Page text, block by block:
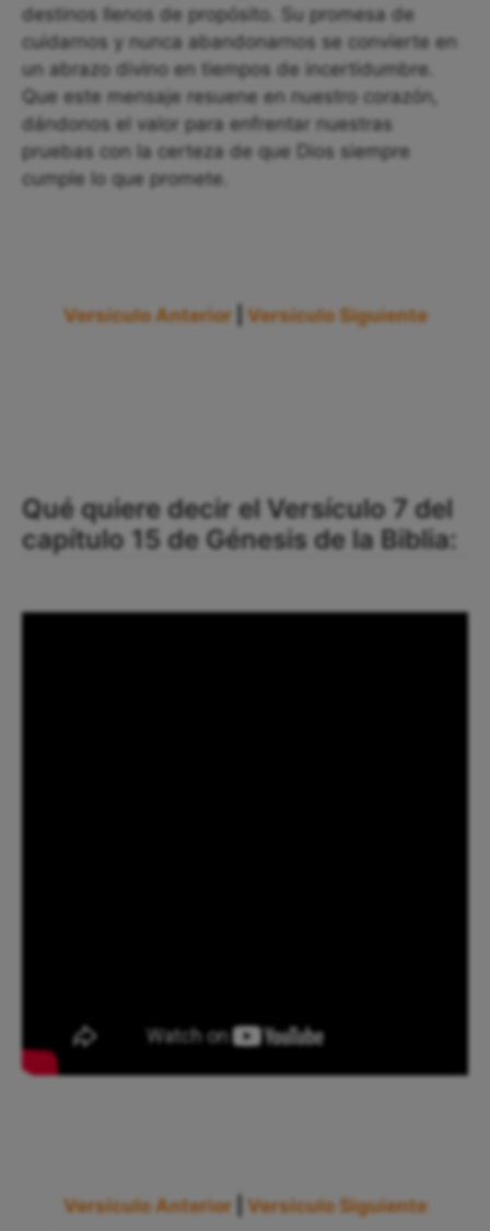
destinos llenos de propósito. Su promesa de
cuidarnos y nunca abandonarnos se convierte en
un abrazo divino en tiempos de incertidumbre.
Que este mensaje resuene en nuestro corazón,
dándonos el valor para enfrentar nuestras
pruebas con la certeza de que Dios siempre
cumple lo que promete.
Versículo Anterior Versículo Siguiente
Qué quiere decir el Versículo 7 del
capítulo 15 de Génesis de la Biblia:
Versículo Anterior Versículo Siguiente